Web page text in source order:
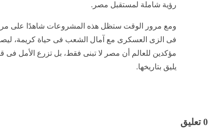
رؤية شاملة لمستقبل مصر.
ومع مرور الوقت ستظل هذه المشروعات شاهدًا على
فى الزى العسكرى مع آمال الشعب فى حياة كريمة،
مؤكدين للعالم أن مصر لا تبنى فقط، بل تزرع الأمل
يليق بتاريخها.
0 تعليق